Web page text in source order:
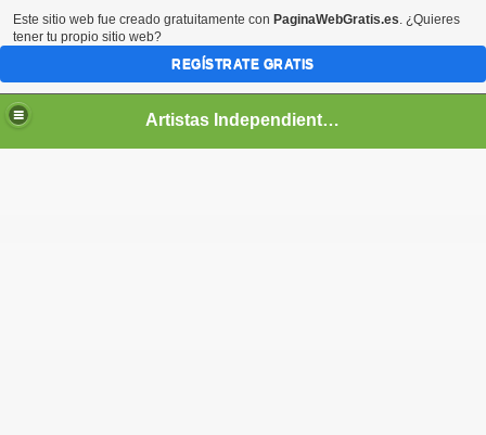
Artistas Independientes
Este sitio web fue creado gratuitamente con PaginaWebGratis.es. ¿Quieres
tener tu propio sitio web?
REGÍSTRATE GRATIS